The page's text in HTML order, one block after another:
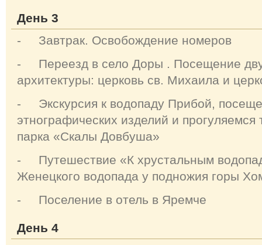
День 3
- Завтрак. Освобождение номеров
- Переезд в село Доры . Посещение
архитектуры: церковь св. Михаила и
- Экскурсия к водопаду Прибой,
этнографических изделий и прогуляемся
парка «Скалы Довбуша»
- Путешествие «К хрустальным
Женецкого водопада у подножия горы
- Поселение в отель в Яремче
День 4